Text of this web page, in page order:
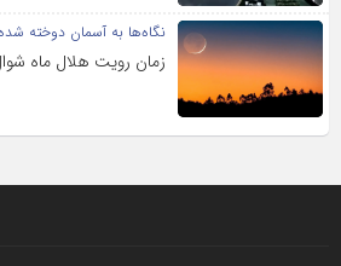
نگاه‌ها به آسمان دوخته
زمان رویت هلال ماه